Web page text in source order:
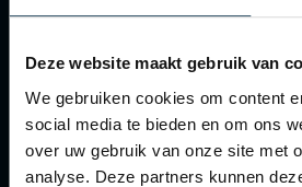
Deze website maakt gebruik van
We gebruiken cookies om content
social media te bieden en om ons
over uw gebruik van onze site met
analyse. Deze partners kunnen
Thomas Maine
Tommy Hilfiger
Tramarossa
Vanguard
Klachtenafhandeling
Actievoorwaarden
Artikelonderhoud
Winkel